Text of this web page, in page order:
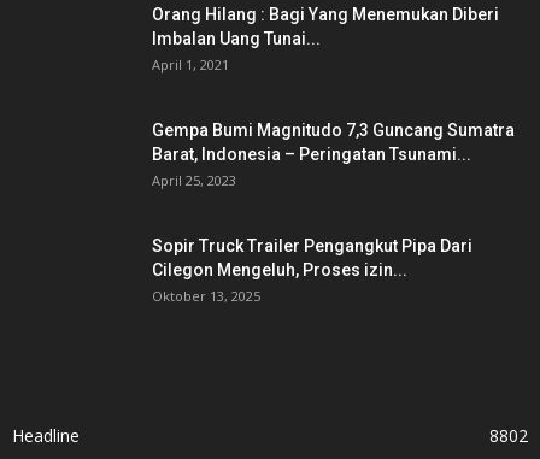
Orang Hilang : Bagi Yang Menemukan Diberi
Imbalan Uang Tunai...
April 1, 2021
Gempa Bumi Magnitudo 7,3 Guncang Sumatra
Barat, Indonesia – Peringatan Tsunami...
April 25, 2023
Sopir Truck Trailer Pengangkut Pipa Dari
Cilegon Mengeluh, Proses izin...
Oktober 13, 2025
Headline
8802